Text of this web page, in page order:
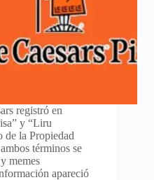
registró en
y “Liru
de la Propiedad
términos se
memes
apareció